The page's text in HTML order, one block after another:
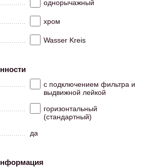
однорычажный
хром
Wasser Kreis
с подключением фильтра и
выдвижной лейкой
горизонтальный
(стандартный)
да